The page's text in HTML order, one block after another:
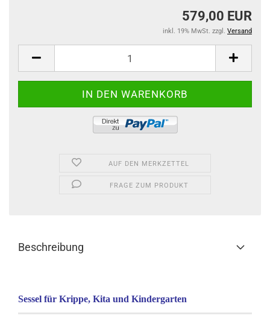
579,00 EUR
inkl. 19% MwSt. zzgl. Versand
AUF DEN MERKZETTEL
FRAGE ZUM PRODUKT
Beschreibung
Sessel für Krippe, Kita und Kindergarten